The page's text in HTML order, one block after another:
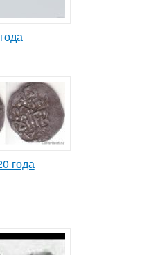
года